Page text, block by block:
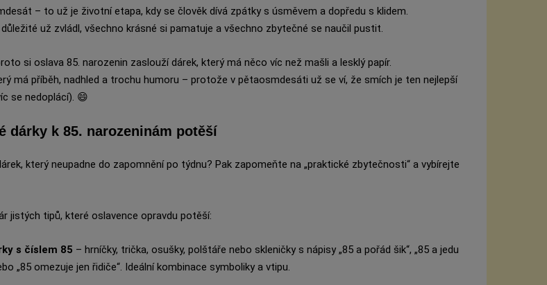
– to už je životní etapa, kdy se člověk dívá zpátky s úsměvem a dopředu s klidem.
už zvládl, všechno krásné si pamatuje a všechno zbytečné se naučil pustit.
si oslava 85. narozenin zaslouží dárek, který má něco víc než mašli a lesklý papír.
má příběh, nadhled a trochu humoru – protože v pětaosmdesáti už se ví, že smích je ten nejlepší
se nedoplácí). 😄
dárky k 85. narozeninám potěší
který neupadne do zapomnění po týdnu? Pak zapomeňte na „praktické zbytečnosti“ a vybírejte
jistých tipů, které oslavence opravdu potěší:
s číslem 85 – hrníčky, trička, osušky, polštáře nebo skleničky s nápisy „85 a pořád šik“, „85 a jedu
„85 omezuje jen řidiče“. Ideální kombinace symboliky a vtipu.